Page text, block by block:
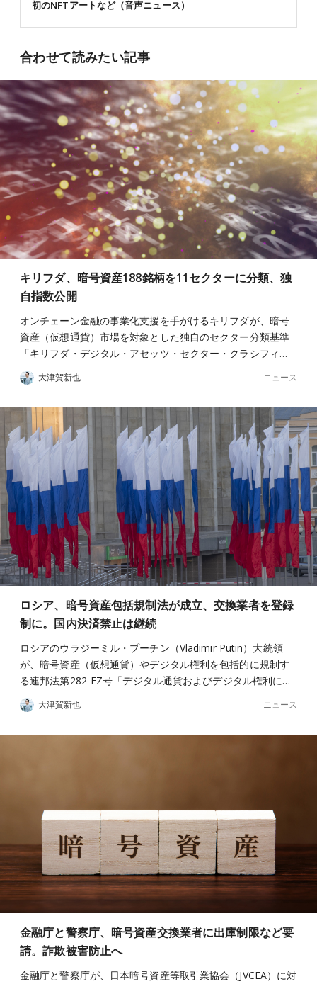
初のNFTアートなど（音声ニュース）
合わせて読みたい記事
キリフダ、暗号資産188銘柄を11セクターに分類、独
自指数公開
オンチェーン金融の事業化支援を手がけるキリフダが、暗号
資産（仮想通貨）市場を対象とした独自のセクター分類基準
「キリフダ・デジタル・アセッツ・セクター・クラシフィ…
大津賀新也 ニュース
ロシア、暗号資産包括規制法が成立、交換業者を登録
制に。国内決済禁止は継続
ロシアのウラジーミル・プーチン（Vladimir Putin）大統領
が、暗号資産（仮想通貨）やデジタル権利を包括的に規制す
る連邦法第282-FZ号「デジタル通貨およびデジタル権利に…
大津賀新也 ニュース
金融庁と警察庁、暗号資産交換業者に出庫制限など要
請。詐欺被害防止へ
金融庁と警察庁が、日本暗号資産等取引業協会（JVCEA）に対